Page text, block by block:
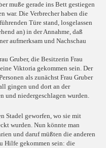
muße gerade ins Bett gestiegen
war. Die Verbrecher haben die
Türe stand, losgelassen
an) in der Annahme, daß
aufmerksam und Nachschau
Gruber, die Besitzerin Frau
Viktoria gekommen sein. Der
als zunächst Frau Gruber
gingen und dort an der
und niedergeschlagen wurden.
Stadel geworfen, wo sie mit
wurden. Nun könnte man
und daruf müßten die anderen
Hilfe gekommen sein: die